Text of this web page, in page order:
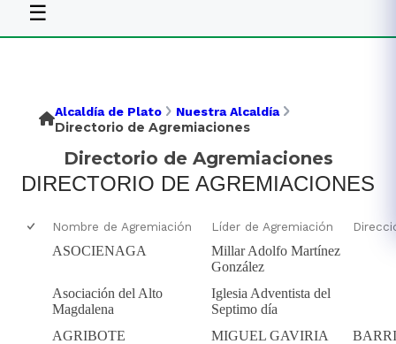
☰
Alcaldía de Plato Nuestra Alcaldía
Directorio de Agremiaciones
Directorio de Agremiaciones
DIRECTORIO DE AGREMIACIONES
Nombre de Agremiación Líder de Agremiación
ASOCIENAGA
Millar Adolfo Martínez
González
Asociación del Alto
Magdalena
Iglesia Adventista del
Septimo día
AGRIBOTE
MIGUEL GAVIRIA